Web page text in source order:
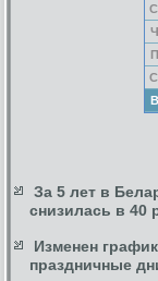
За 5 лет в
снизилась в 40
Изменен
праздничные